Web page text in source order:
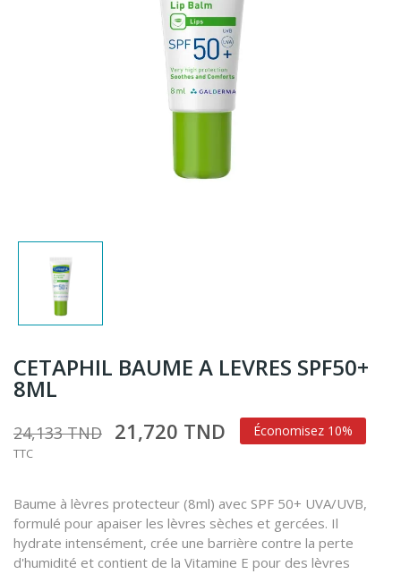
CETAPHIL BAUME A LEVRES SPF50+
8ML
24,133 TND 21,720 TND Économisez 10%
TTC
Baume à lèvres protecteur (8ml) avec SPF 50+ UVA/UVB,
formulé pour apaiser les lèvres sèches et gercées. Il
hydrate intensément, crée une barrière contre la perte
d'humidité et contient de la Vitamine E pour des lèvres